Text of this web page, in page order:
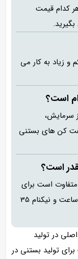
کدام قیمت
و زیاد به کار می
است؟
سرمایش،
سفت کن های بستنی
است؟
است برای
مثال بار سفت کن شمس 40 تا 60 کیلو در ساعت و نیکنام 35
در تولید
تولید بستنی در